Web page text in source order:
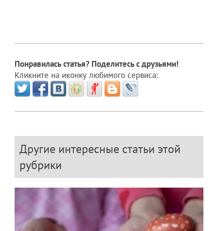
Понравилась статья? Поделитесь с друзьями!
Кликните на иконку любимого сервиса:
Другие интересные статьи этой
рубрики